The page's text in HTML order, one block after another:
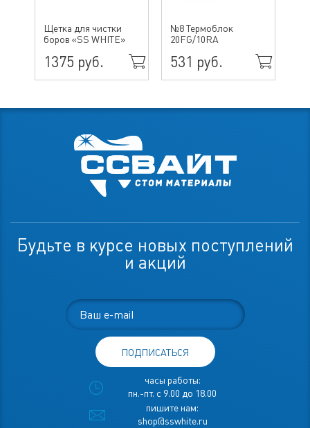
Щетка для чистки
боров «SS WHITE»
1375 руб.
№8 Термоблок
20FG/10RA
531 руб.
Будьте в курсе новых поступлений
и акций
ПОДПИСАТЬСЯ
часы работы:
пн.-пт. с 9.00 до 18.00
пишите нам:
shop@sswhite.ru